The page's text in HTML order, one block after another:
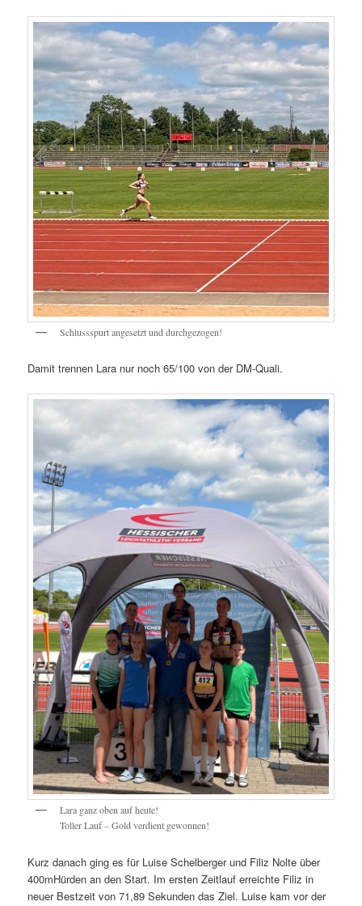
Schlussspurt angesetzt und durchgezogen!
Damit trennen Lara nur noch 65/100 von der DM-Quali.
Lara ganz oben auf heute!
Toller Lauf – Gold verdient gewonnen!
Kurz danach ging es für Luise Schelberger und Filiz Nolte über
400mHürden an den Start. Im ersten Zeitlauf erreichte Filiz in
neuer Bestzeit von 71,89 Sekunden das Ziel. Luise kam vor der